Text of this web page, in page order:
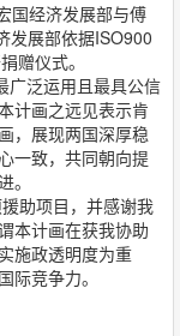
国经济发展部与傅
发展部依据ISO900
赠仪式。
广泛运用且最具公信
计画之远见表示肯
，展现两国深厚稳
一致，共同朝向提
。
助项目，并感谢我
本计画在获我协助
施政透明度为重
际竞争力。